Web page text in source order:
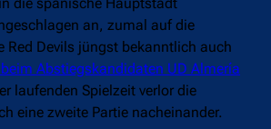
an, zumal auf die
Red Devils jüngst bekanntlich auch
Abstiegskandidaten UD Almería
laufenden Spielzeit verlor die
eine zweite Partie nacheinander.